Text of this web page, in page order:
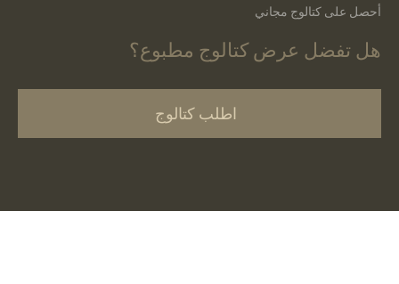
أحصل على كتالوج مجاني
هل تفضل عرض كتالوج مطبوع؟
اطلب كتالوج